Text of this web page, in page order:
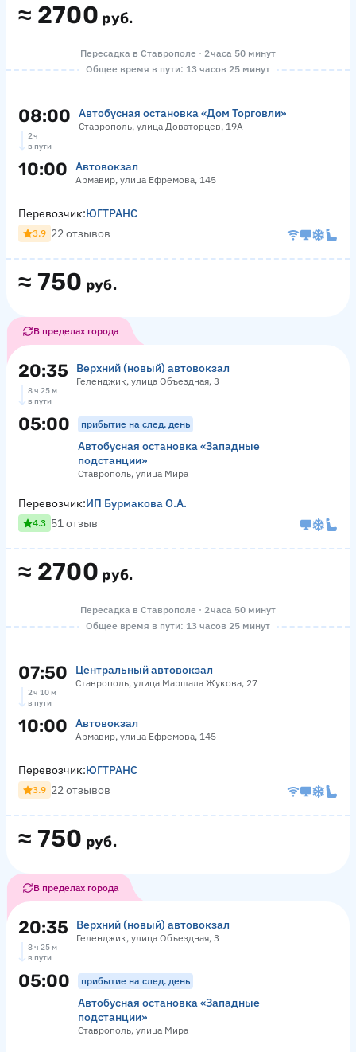
≈ 2700 руб.
Пересадка в Ставрополе · 2 часа 50 минут
Общее время в пути: 13 часов 25 минут
08:00 Автобусная остановка «Дом Торговли»
Ставрополь, улица Доваторцев, 19А
2 ч
в пути
10:00 Автовокзал
Армавир, улица Ефремова, 145
≈ 750 руб.
Перевозчик:ЮГТРАНС
3.9 22 отзывов
В пределах города
20:35 Верхний (новый) автовокзал
Геленджик, улица Объездная, 3
8 ч 25 м
в пути
05:00 прибытие на след. день
Автобусная остановка «Западные
подстанции»
Ставрополь, улица Мира
≈ 2700 руб.
Перевозчик:ИП Бурмакова О.А.
4.3 51 отзыв
Пересадка в Ставрополе · 2 часа 50 минут
Общее время в пути: 13 часов 25 минут
07:50 Центральный автовокзал
Ставрополь, улица Маршала Жукова, 27
2 ч 10 м
в пути
10:00 Автовокзал
Армавир, улица Ефремова, 145
≈ 750 руб.
Перевозчик:ЮГТРАНС
3.9 22 отзывов
В пределах города
20:35 Верхний (новый) автовокзал
Геленджик, улица Объездная, 3
8 ч 25 м
в пути
05:00 прибытие на след. день
Автобусная остановка «Западные
подстанции»
Ставрополь, улица Мира